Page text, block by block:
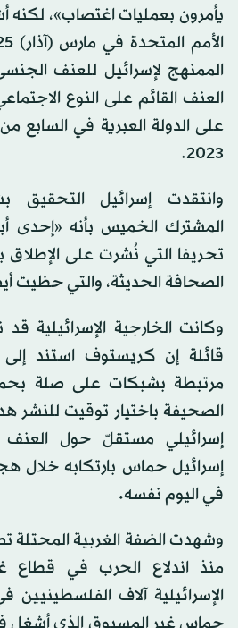
يأمرون بعمليات اغتصاب»، لكنه
الممنهج لإسرائيل للعنف
العنف القائم على النوع
على الدولة العبرية في السابع
2023.
وانتقدت إسرائيل التحقيق
المشترك الخميس بأنه «إحدى
تحريفا التي نُشرت على
الصحافة الحديثة، والتي حظيت
وكانت الخارجية الإسرائيلية قد
قائلة إن كريستوف استند
مرتبطة بشبكات على صلة
الصحيفة باختيار توقيت
إسرائيلي مستقلّ حول
في اليوم نفسه.
وشهدت الضفة الغربية المحتلة
منذ اندلاع الحرب في قطاع
الإسرائيلية آلاف
حماس غير المسبوق الذي أشغل